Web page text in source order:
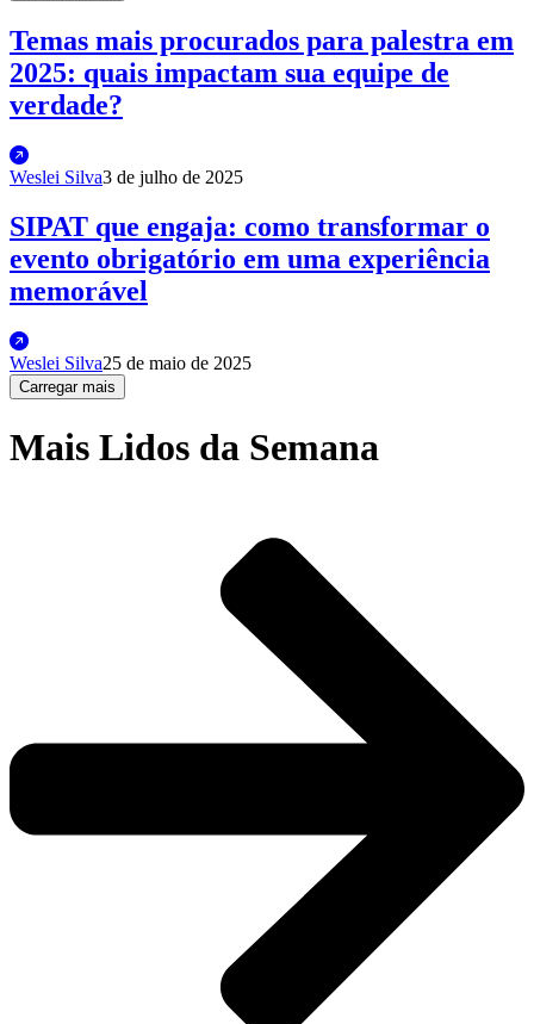
Temas mais procurados para palestra em
2025: quais impactam sua equipe de
verdade?
Weslei Silva3 de julho de 2025
SIPAT que engaja: como transformar o
evento obrigatório em uma experiência
memorável
Weslei Silva25 de maio de 2025
Carregar mais
Mais Lidos da Semana